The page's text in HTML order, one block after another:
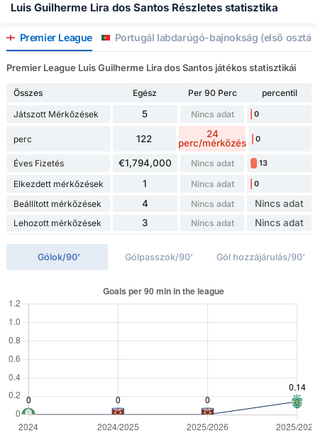
Luis Guilherme Lira dos Santos Részletes statisztika
Premier League Portugál labdarúgó-bajnokság (első
Premier League Luis Guilherme Lira dos Santos játékos statisztikái
Összes Egész Per 90 Perc
percentil
Játszott Mérkőzések
5 Nincs adat 0
perc 122
24
perc/mérkőzés
0
Éves Fizetés €1,794,000 Nincs adat 13
Elkezdett mérkőzések 1 Nincs adat 0
Beállított mérkőzések 4 Nincs adat Nincs adat
Lehozott mérkőzések 3 Nincs adat Nincs adat
Gólok/90' Gólpasszok/90' Gól hozzájárulás/90'